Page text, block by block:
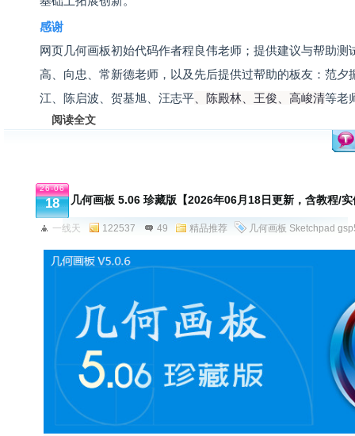
感谢
网页几何画板初始代码作者程良伟老师；提供建议与帮助测
高、向忠、常新德老师，以及先后提供过帮助的板友：范夕
江、陈启波、贺基旭、汪志平 、陈殿林、王俊 、高峻清等老
阅读全文
26-06
18 几何画板 5.06 珍藏版【2026年06月18日更新，含教程/
一线天 122537 49 精品推荐 几何画板 Sketchpad